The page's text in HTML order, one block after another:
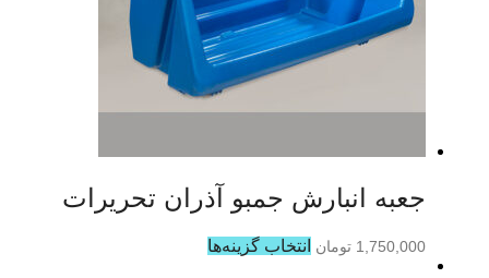
جعبه انبارش جمبو آذران تحریرات
1,750,000 تومان انتخاب گزینه‌ها